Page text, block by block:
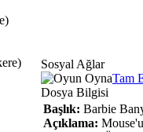
Sosyal Ağlar
Tam
Dosya Bilgisi
Başlık: Barbie
Açıklama: